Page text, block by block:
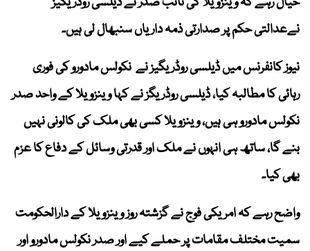
نےعدالتی حکم پر صدارتی ذمہ داریاں سنبھال لی ہیں۔
نیوز کانفرنس میں ڈیلسی روڈریگیز نے نکولس مادورو کی فوری
رہائی کا مطالبہ کیا، ڈیلسی روڈریگز نے کہا وینزویلا کے واحد صدر
نکولس مادورو ہی ہیں، وینزویلا کسی بھی ملک کی کالونی نہیں
بنے گا، ساتھ ہی انہوں نے ملک اور قدرتی وسائل کے دفاع کا عزم
بھی کیا۔
واضح رہے کہ امریکی فوج نے گزشتہ روز وینزویلا کے دارالحکومت
سمیت مختلف مقامات پر حملے کیے اور صدر نکولس مادورو اور